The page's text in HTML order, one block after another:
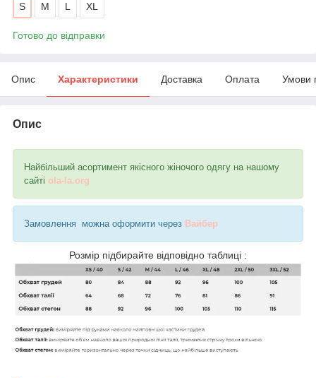
S M L XL
Готово до відправки
Опис Характеристики Доставка Оплата Умови
Опис
Найбільший асортимент якісного жіночого одягу на нашому
сайті ola-la.org
Замовлення можна оформити через Вайбер
Розмір підбирайте відповідно таблиці :